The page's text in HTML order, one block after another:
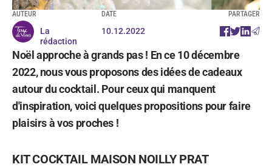
AUTEUR
La
rédaction
DATE
10.12.2022
PARTAGER
Noël approche à grands pas ! En ce 10 décembre
2022, nous vous proposons des idées de cadeaux
autour du cocktail. Pour ceux qui manquent
d'inspiration, voici quelques propositions pour faire
plaisirs à vos proches !
KIT COCKTAIL MAISON NOILLY PRAT